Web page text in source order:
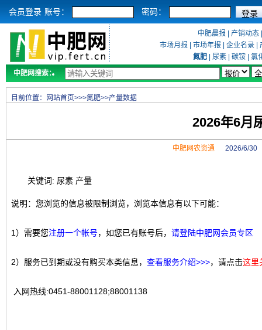
会员登录 账号： 密码：
中肥晨报 产销动态
市场月报
市场年报 企业名录
氮肥
尿素 碳铵
氯
中肥网搜索：
目前位置： 网站首页>>>氮肥>>产量数据
2026年6月
中肥网农资通 2026/6/30
关键词: 尿素 产量
说明：您浏览的信息被限制浏览，浏览本信息有以下可能：
1）需要您注册一个帐号，如您已有账号后， 请登陆中肥网会员专区
2）服务已到期或没有购买本类信息， 查看服务介绍>>>，请点击这里
入网热线:0451-88001128;88001138